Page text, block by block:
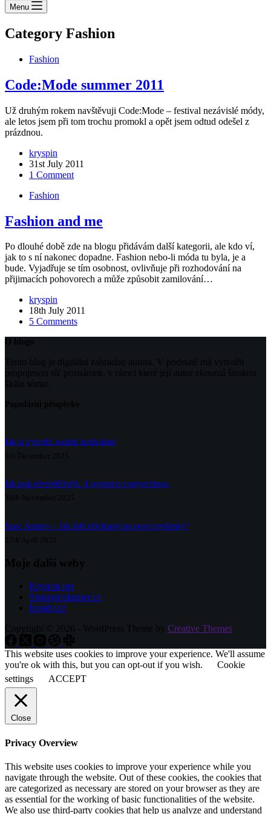
Menu
Category Fashion
Fashion
Code:Mode summer 2011
Už druhým rokem navštěvuji Code:Mode – festival nezávislé módy,
ale letos jsem při tom trochu promokl a opět jsem odtud odešel z
prázdnou.
kryspin
31st July 2011
1 Comment
Fashion
Fashion and me
Po dlouhé době zde na blogu přidávám další kategorii, ale kdo ví,
jak to s ní nakonec dopadne. Fashion nebo-li móda tu byla, je a
bude. Vyjadřuje se tím osobnost, ovlivňuje při rozhodování na
přijimacích pohovorech a může způsobit zamilování…
kryspin
18th July 2011
5 Comments
O blogu
Tento blog je digitální zahradou autora. V podstatě má vytvořit
propojenou síť poznámek, v rámci které její autor zkoumá širokou
škálu témat.
Populární příspěvky
Jak si vytvořit osobní kurikulum
9th December 2025
Jak psát přesvědčivěji: 4 tajemství copywritingu
30th November 2025
Isaac Asimov – Jak lidé přicházejí na nové myšlenky?
27th April 2025
Moje další weby
Kryspin.net
Strategicplanner.cz
Insight.cz
Copyright © 2026 - WordPress Theme by Creative Themes
This website uses cookies to improve your experience. We'll assume
you're ok with this, but you can opt-out if you wish.
Cookie
settings
ACCEPT
Close
Privacy Overview
This website uses cookies to improve your experience while you
navigate through the website. Out of these cookies, the cookies that
are categorized as necessary are stored on your browser as they are
as essential for the working of basic functionalities of the website.
We also use third-party cookies that help us analyze and understand